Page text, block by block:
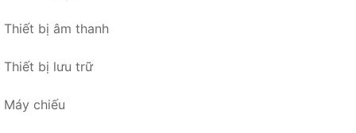
Thiết bị âm thanh
Thiết bị lưu trữ
Máy chiếu